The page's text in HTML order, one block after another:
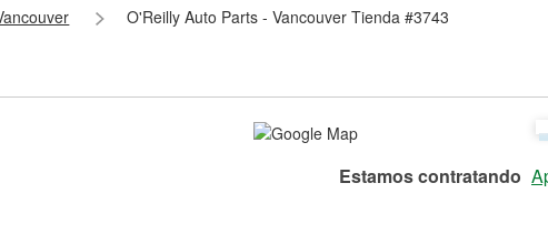
O'Reilly Auto Parts - Vancouver Tienda #3743
Estamos contratando